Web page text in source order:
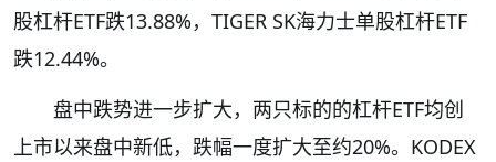
股杠杆ETF跌13.88%，TIGER SK海力士单股杠杆ETF
跌12.44%。
盘中跌势进一步扩大，两只标的的杠杆ETF均创
上市以来盘中新低，跌幅一度扩大至约20%。KODEX